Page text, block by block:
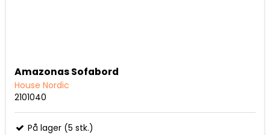
Amazonas Sofabord
House Nordic
2101040
På lager (5 stk.)